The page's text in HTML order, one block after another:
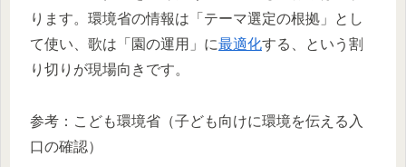
ります。環境省の情報は「テーマ選定の根拠」とし
て使い、歌は「園の運用」に最適化する、という割
り切りが現場向きです。​
参考：こども環境省（子ども向けに環境を伝える入
口の確認）